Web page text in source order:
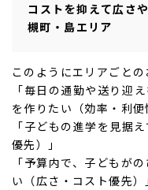
コストを抑えて広さ
槻町・島エリア
このようにエリアごと
「毎日の通勤や送り迎
を作りたい（効率・利便
「子どもの進学を見据
優先）」
「予算内で、子どもが
い（広さ・コスト優先）